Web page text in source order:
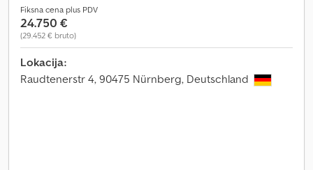
Fiksna cena plus PDV
24.750 €
(29.452 € bruto)
Lokacija:
Raudtenerstr 4, 90475 Nürnberg, Deutschland